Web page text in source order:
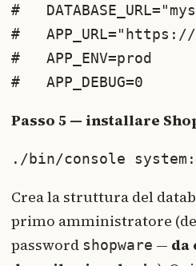
#
#
#   APP_ENV=prod
#   APP_DEBUG=0
Passo 5 — installare
./bin/console
Crea la struttura del
primo amministratore
password shopware — da